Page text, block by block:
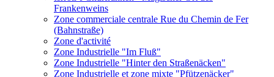
Frankenweins
Zone commerciale centrale Rue du Chemin de Fer
(Bahnstraße)
Zone d'activité
Zone Industrielle "Im Fluß"
Zone Industrielle "Hinter den Straßenäcken"
Zone Industrielle et zone mixte "Pfützenäcker"